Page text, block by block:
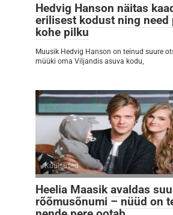
Hedvig Hanson näitas
erilisest kodust ning need
kohe pilku
Muusik Hedvig Hanson on teinud suure
müüki oma Viljandis asuva kodu,
Kuulsused
Heelia Maasik avaldas
rõõmusõnumi – nüüd on